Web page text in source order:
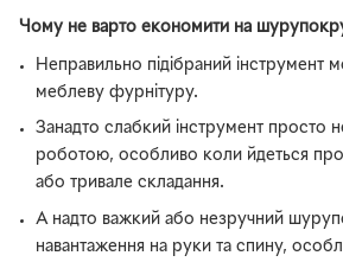
Чому не варто економити на
Неправильно підібраний інструмент
меблеву фурнітуру.
Занадто слабкий інструмент просто
роботою, особливо коли йдеться про
або тривале складання.
А надто важкий або незручний
навантаження на руки та спину,